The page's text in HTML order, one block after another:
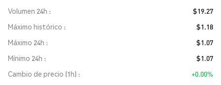
Volumen 24h
$19.27
Máximo histórico
$1.18
Máximo 24h
$1.07
Mínimo 24h
$1.07
Cambio de precio (1h)
+0.00%